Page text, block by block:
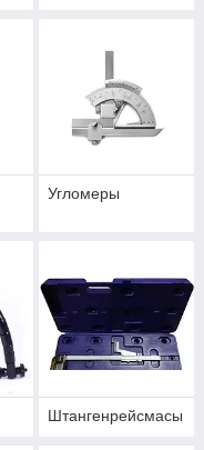
Угломеры
Штангенрейсмасы